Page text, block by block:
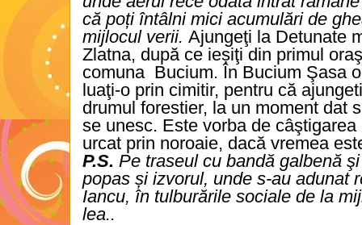
că poți întâlni mici acumulări de
mijlocul verii. Ajungeţi la Detunate
Zlatna, după ce ieșiţi din primul
comuna Bucium. În Bucium Şasa
luaţi-o prin cimitir, pentru că
drumul forestier, la un moment dat
se unesc. Este vorba de
urcat prin noroaie, dacă vremea
P.S. Pe traseul cu bandă galbenă
popas și izvorul, unde s-au adunat
Iancu, în tulburările sociale de la
lea..